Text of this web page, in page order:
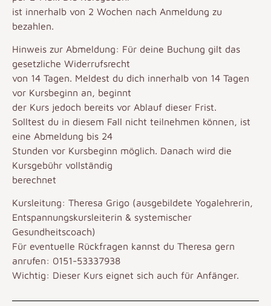
ist innerhalb von 2 Wochen nach Anmeldung zu
bezahlen.
Hinweis zur Abmeldung: Für deine Buchung gilt das
gesetzliche Widerrufsrecht
von 14 Tagen. Meldest du dich innerhalb von 14 Tagen
vor Kursbeginn an, beginnt
der Kurs jedoch bereits vor Ablauf dieser Frist.
Solltest du in diesem Fall nicht teilnehmen können, ist
eine Abmeldung bis 24
Stunden vor Kursbeginn möglich. Danach wird die
Kursgebühr vollständig
berechnet
Kursleitung: Theresa Grigo (ausgebildete Yogalehrerin,
Entspannungskursleiterin & systemischer
Gesundheitscoach)
Für eventuelle Rückfragen kannst du Theresa gern
anrufen: 0151-53337938
Wichtig: Dieser Kurs eignet sich auch für Anfänger.